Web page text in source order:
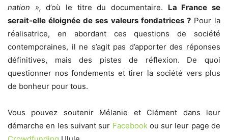
nation », d’où le titre du documentaire. La France se
serait-elle éloignée de ses valeurs fondatrices ?Pour la
réalisatrice, en abordant ces questions de société
contemporaines, il ne s’agit pas d’apporter des réponses
définitives, mais des pistes de réflexion. De quoi
questionner nos fondements et tirer la société vers plus
de bonheur pour tous.
Vous pouvez soutenir Mélanie et Clément dans leur
démarche en les suivant sur Facebook ou sur leur page de